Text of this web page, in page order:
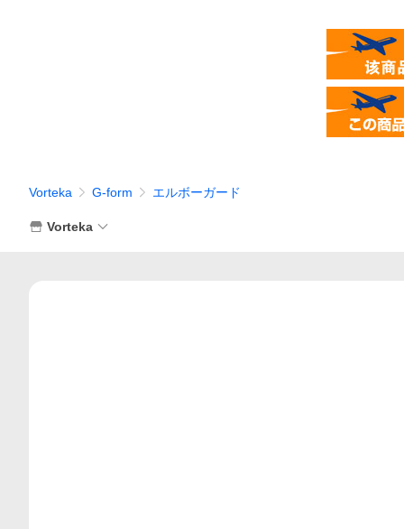
Vorteka G-form エルボーガード
Vorteka